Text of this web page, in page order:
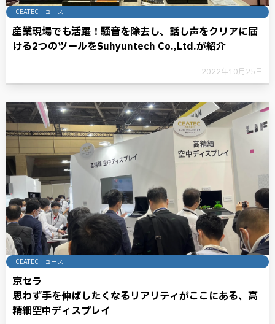
CEATECニュース
産業現場でも活躍！騒音を除去し、話し声をクリアに届
ける2つのツールをSuhyuntech Co.,Ltd.が紹介
2022年10月25日
CEATECニュース
京セラ
思わず手を伸ばしたくなるリアリティがここにある、高
精細空中ディスプレイ